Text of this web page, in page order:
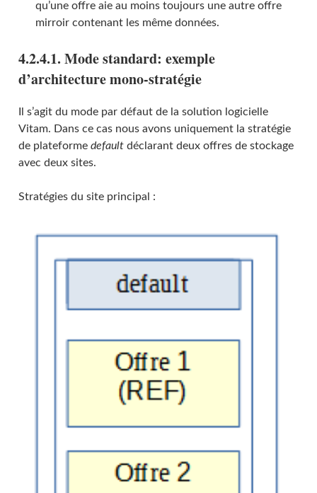
qu’une offre aie au moins toujours une autre offre
mirroir contenant les même données.
4.2.4.1. Mode standard: exemple
d’architecture mono-stratégie
Il s’agit du mode par défaut de la solution logicielle
Vitam. Dans ce cas nous avons uniquement la stratégie
de plateforme defaultdéclarant deux offres de stockage
avec deux sites.
Stratégies du site principal :